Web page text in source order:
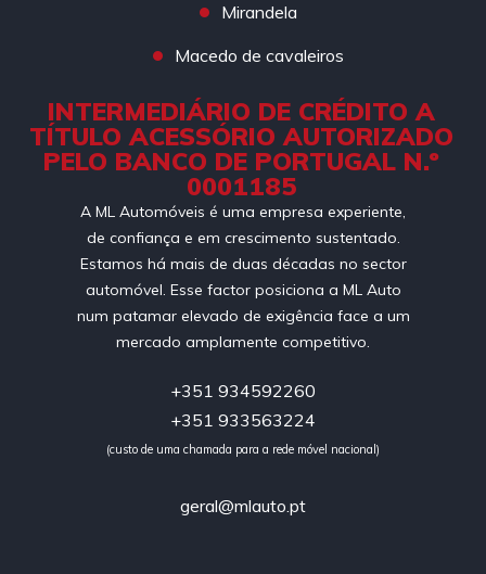
Mirandela
Macedo de cavaleiros
INTERMEDIÁRIO DE CRÉDITO A
TÍTULO ACESSÓRIO AUTORIZADO
PELO BANCO DE PORTUGAL N.º
0001185
A ML Automóveis é uma empresa experiente,
de confiança e em crescimento sustentado.
Estamos há mais de duas décadas no sector
automóvel. Esse factor posiciona a ML Auto
num patamar elevado de exigência face a um
mercado amplamente competitivo.
+351 934592260
+351 933563224
(custo de uma chamada para a rede móvel nacional)
geral@mlauto.pt